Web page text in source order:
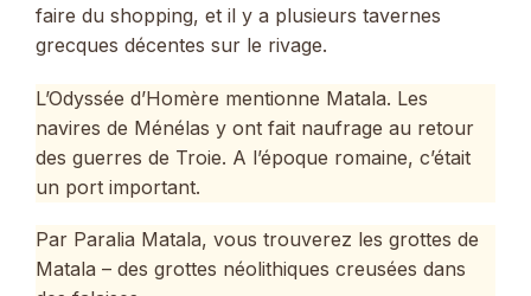
faire du shopping, et il y a plusieurs tavernes
grecques décentes sur le rivage.
L’Odyssée d’Homère mentionne Matala. Les
navires de Ménélas y ont fait naufrage au retour
des guerres de Troie. A l’époque romaine, c’était
un port important.
Par Paralia Matala, vous trouverez les grottes de
Matala – des grottes néolithiques creusées dans